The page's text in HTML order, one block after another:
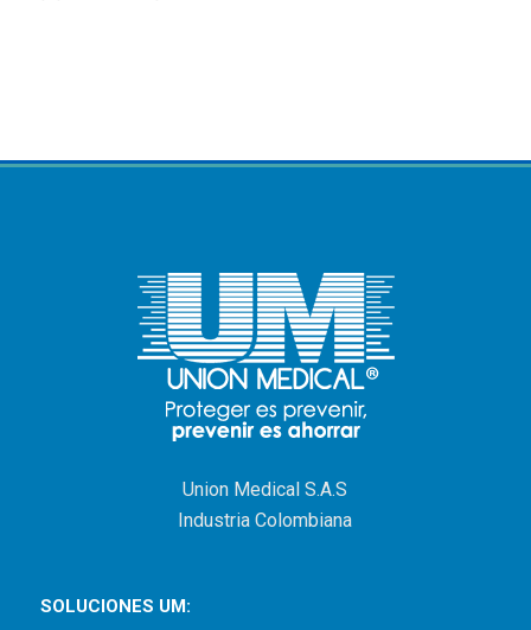
Union Medical S.A.S
Industria Colombiana
SOLUCIONES UM: